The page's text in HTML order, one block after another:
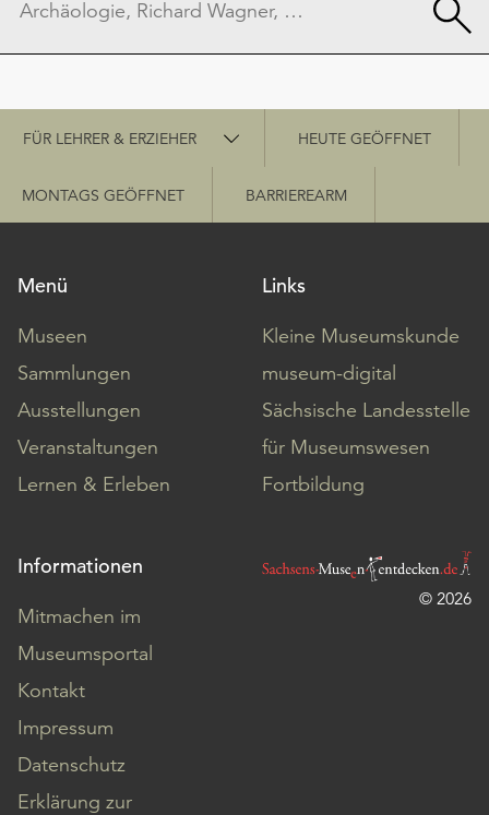
Schnellzugriff
FÜR LEHRER & ERZIEHER HEUTE GEÖFFNET
MONTAGS GEÖFFNET BARRIEREARM
Menü
Museen
Sammlungen
Ausstellungen
Veranstaltungen
Lernen & Erleben
Links
Kleine Museumskunde
museum-digital
Sächsische Landesstelle
für Museumswesen
Fortbildung
Informationen
Mitmachen im
Museumsportal
Kontakt
Impressum
Datenschutz
Erklärung zur
© 2026